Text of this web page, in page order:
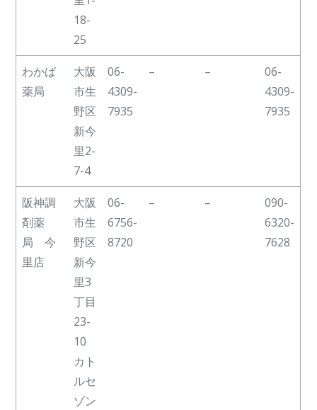
18-
25
わかば
薬局
大阪
市生
野区
新今
里2-
7-4
06-
4309-
7935
– –
06-
4309-
7935
阪神調
剤薬
局 今
里店
大阪
市生
野区
新今
里3
丁目
23-
10
カト
ルセ
ゾン
06-
6756-
8720
– –
090-
6320-
7628